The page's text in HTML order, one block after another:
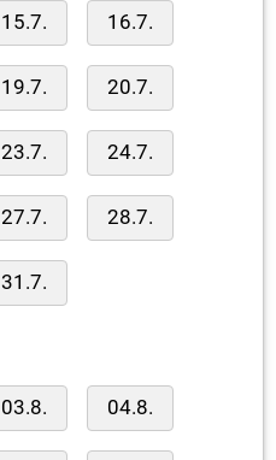
15.7. 16.7.
19.7. 20.7.
23.7. 24.7.
27.7. 28.7.
31.7.
03.8. 04.8.